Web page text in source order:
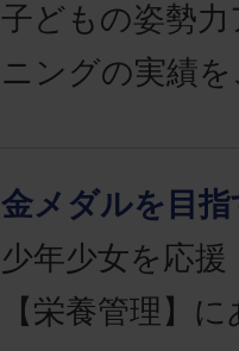
子どもの姿勢
ニングの実績
金メダルを目指
少年少女を応
【栄養管理】